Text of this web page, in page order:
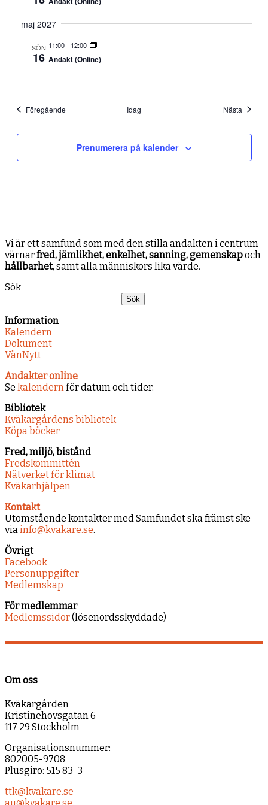
maj 2027
SÖN
16
11:00- 12:00
Andakt (Online)
FöregåendeEvenemang Idag Nästa
Prenumerera på kalender
Vi är ett samfund som med den stilla andakten i centrum
värnarfred, jämlikhet, enkelhet, sanning, gemenskapoch
hållbarhet, samt alla människors lika värde.
Sök
Sök
Information
Kalendern
Dokument
VänNytt
Andakter online
Se kalendern för datum och tider.
Bibliotek
Kväkargårdens bibliotek
Köpa böcker
Fred, miljö, bistånd
Fredskommittén
Nätverket för klimat
Kväkarhjälpen
Kontakt
Utomstående kontakter med Samfundet ska främst ske
via info@kvakare.se.
Övrigt
Facebook
Personuppgifter
Medlemskap
För medlemmar
Medlemssidor(lösenordsskyddade)
Om oss
Kväkargården
Kristinehovsgatan 6
117 29 Stockholm
Organisationsnummer:
802005-9708
Plusgiro: 515 83-3
ttk@kvakare.se